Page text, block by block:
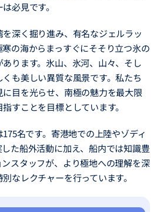
必見です。
深く掘り進み、有名なジェルラッ
の海からまっすぐにそそり立つ氷の
ります。氷山、氷河、山々、そし
も美しい異質な風景です。私たち
目を光らせ、南極の魅力を最大限
すことを目標としています。
名です。寄港地での上陸やゾディ
た船外活動に加え、船内では知識豊
スタッフが、より極地への理解を深
なレクチャーを行っています。